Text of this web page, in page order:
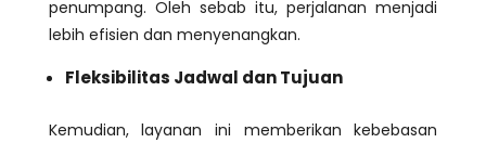
penumpang. Oleh sebab itu, perjalanan menjadi
lebih efisien dan menyenangkan.
Fleksibilitas Jadwal dan Tujuan
Kemudian, layanan ini memberikan kebebasan